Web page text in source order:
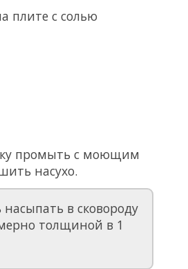
промыть с моющим
насухо.
насыпать в сковороду
толщиной в 1